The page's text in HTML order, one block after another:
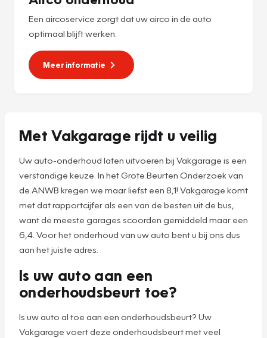
Een aircoservice zorgt dat uw airco in de auto
optimaal blijft werken.
Meer informatie
Met Vakgarage rijdt u veilig
Uw auto-onderhoud laten uitvoeren bij Vakgarage is een
verstandige keuze. In het Grote Beurten Onderzoek van
de ANWB kregen we maar liefst een 8,1! Vakgarage komt
met dat rapportcijfer als een van de besten uit de bus,
want de meeste garages scoorden gemiddeld maar een
6,4. Voor het onderhoud van uw auto bent u bij ons dus
aan het juiste adres.
Is uw auto aan een
onderhoudsbeurt toe?
Is uw auto al toe aan een onderhoudsbeurt? Uw
Vakgarage voert deze onderhoudsbeurt met veel